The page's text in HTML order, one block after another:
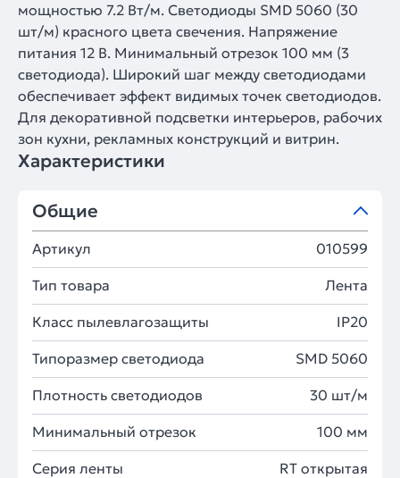
мощностью 7.2 Вт/м. Светодиоды SMD 5060 (30
шт/м) красного цвета свечения. Напряжение
питания 12 В. Минимальный отрезок 100 мм (3
светодиода). Широкий шаг между светодиодами
обеспечивает эффект видимых точек светодиодов.
Для декоративной подсветки интерьеров, рабочих
зон кухни, рекламных конструкций и витрин.
Характеристики
Общие
Артикул 010599
Тип товара Лента
Класс пылевлагозащиты IP20
Типоразмер светодиода SMD 5060
Плотность светодиодов 30 шт/м
Минимальный отрезок 100 мм
Серия ленты RT открытая